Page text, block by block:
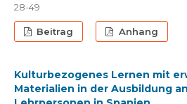
28-49
Beitrag Anhang
Kulturbezogenes Lernen mit
Materialien in der Ausbildung